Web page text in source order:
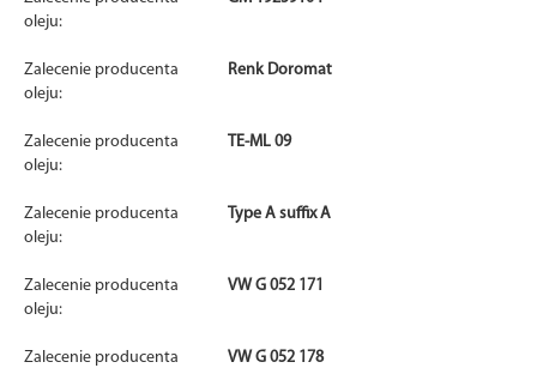
oleju:
Zalecenie producenta
oleju:
Renk Doromat
Zalecenie producenta
oleju:
TE-ML 09
Zalecenie producenta
oleju:
Type A suffix A
Zalecenie producenta
oleju:
VW G 052 171
Zalecenie producenta
VW G 052 178